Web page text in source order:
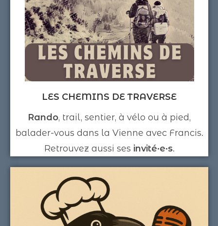
LES CHEMINS DE TRAVERSE
Rando, trail, sentier, à vélo ou à pied,
balader-vous dans la Vienne avec Francis.
Retrouvez aussi ses invité·e·s.